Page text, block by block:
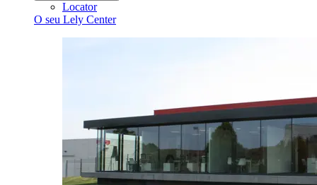
Locator
O seu Lely Center